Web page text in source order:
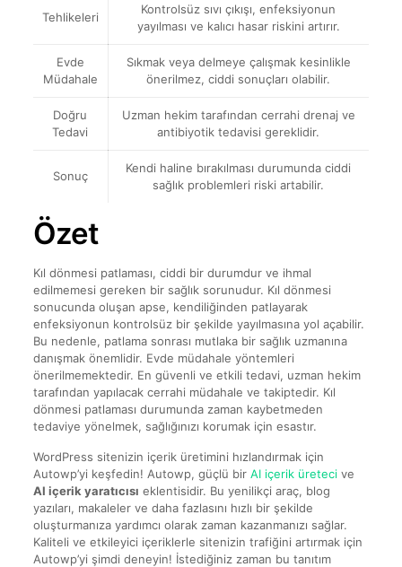
Tehlikeleri
Kontrolsüz sıvı çıkışı, enfeksiyonun
yayılması ve kalıcı hasar riskini artırır.
Evde
Müdahale
Sıkmak veya delmeye çalışmak kesinlikle
önerilmez, ciddi sonuçları olabilir.
Doğru
Tedavi
Uzman hekim tarafından cerrahi drenaj ve
antibiyotik tedavisi gereklidir.
Sonuç
Kendi haline bırakılması durumunda ciddi
sağlık problemleri riski artabilir.
Özet
Kıl dönmesi patlaması, ciddi bir durumdur ve ihmal
edilmemesi gereken bir sağlık sorunudur. Kıl dönmesi
sonucunda oluşan apse, kendiliğinden patlayarak
enfeksiyonun kontrolsüz bir şekilde yayılmasına yol açabilir.
Bu nedenle, patlama sonrası mutlaka bir sağlık uzmanına
danışmak önemlidir. Evde müdahale yöntemleri
önerilmemektedir. En güvenli ve etkili tedavi, uzman hekim
tarafından yapılacak cerrahi müdahale ve takiptedir. Kıl
dönmesi patlaması durumunda zaman kaybetmeden
tedaviye yönelmek, sağlığınızı korumak için esastır.
WordPress sitenizin içerik üretimini hızlandırmak için
Autowp’yi keşfedin! Autowp, güçlü bir AI içerik üretecive
AI içerik yaratıcısı eklentisidir. Bu yenilikçi araç, blog
yazıları, makaleler ve daha fazlasını hızlı bir şekilde
oluşturmanıza yardımcı olarak zaman kazanmanızı sağlar.
Kaliteli ve etkileyici içeriklerle sitenizin trafiğini artırmak için
Autowp’yi şimdi deneyin! İstediğiniz zaman bu tanıtım